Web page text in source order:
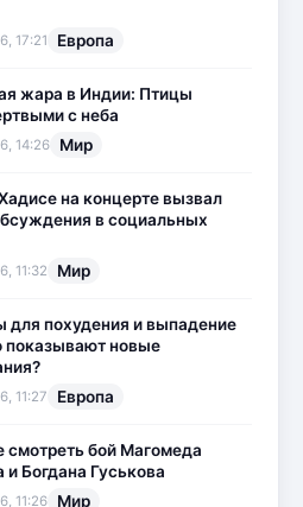
17:21 Европа
жара в Индии: Птицы
с неба
14:26 Мир
на концерте вызвал
в социальных
11:32 Мир
для похудения и выпадение
показывают новые
11:27 Европа
смотреть бой Магомеда
и Богдана Гуськова
11:26 Мир